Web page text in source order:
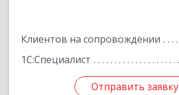
Клиентов на сопровождении
1С:Специалист
Отправить заявку
Отправить заявку